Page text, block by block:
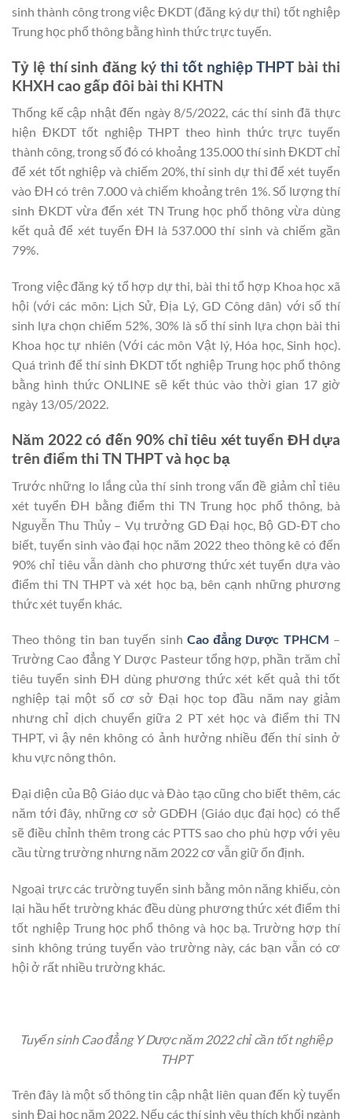
sinh thành công trong việc ĐKDT (đăng ký dự thi) tốt nghiệp
Trung học phổ thông bằng hình thức trực tuyến.
Tỷ lệ thí sinh đăng ký thi tốt nghiệp THPT bài thi
KHXH cao gấp đôi bài thi KHTN
Thống kế cập nhật đến ngày 8/5/2022, các thí sinh đã thực
hiện ĐKDT tốt nghiệp THPT theo hình thức trực tuyến
thành công, trong số đó có khoảng 135.000 thí sinh ĐKDT chỉ
để xét tốt nghiệp và chiếm 20%, thí sinh dự thi để xét tuyển
vào ĐH có trên 7.000 và chiếm khoảng trên 1%. Số lượng thí
sinh ĐKDT vừa đển xét TN Trung học phổ thông vừa dùng
kết quả để xét tuyển ĐH là 537.000 thí sinh và chiếm gần
79%.
Trong việc đăng ký tổ hợp dự thi, bài thi tổ hợp Khoa học xã
hội (với các môn: Lịch Sử, Địa Lý, GD Công dân) với số thí
sinh lựa chọn chiếm 52%, 30% là số thí sinh lựa chọn bài thi
Khoa học tự nhiên (Với các môn Vật lý, Hóa học, Sinh học).
Quá trình để thí sinh ĐKDT tốt nghiệp Trung học phổ thông
bằng hình thức ONLINE sẽ kết thúc vào thời gian 17 giờ
ngày 13/05/2022.
Năm 2022 có đến 90% chỉ tiêu xét tuyển ĐH dựa
trên điểm thi TN THPT và học bạ
Trước những lo lắng của thí sinh trong vấn đề giảm chỉ tiêu
xét tuyển ĐH bằng điểm thi TN Trung học phổ thông, bà
Nguyễn Thu Thủy – Vụ trưởng GD Đại học, Bộ GD-ĐT cho
biết, tuyển sinh vào đại học năm 2022 theo thông kê có đến
90% chỉ tiêu vẫn dành cho phương thức xét tuyển dựa vào
điểm thi TN THPT và xét học bạ, bên cạnh những phương
thức xét tuyển khác.
Theo thông tin ban tuyển sinh Cao đẳng Dược TPHCM –
Trường Cao đẳng Y Dược Pasteur tổng hợp, phần trăm chỉ
tiêu tuyển sinh ĐH dùng phương thức xét kết quả thi tốt
nghiệp tại một số cơ sở Đại học top đầu năm nay giảm
nhưng chỉ dịch chuyển giữa 2 PT xét học và điểm thi TN
THPT, vì ậy nên không có ảnh hưởng nhiều đến thí sinh ở
khu vực nông thôn.
Đại diện của Bộ Giáo dục và Đào tạo cũng cho biết thêm, các
năm tới đây, những cơ sở GDĐH (Giáo dục đại học) có thể
sẽ điều chỉnh thêm trong các PTTS sao cho phù hợp với yêu
cầu từng trường nhưng năm 2022 cơ vẫn giữ ổn định.
Ngoại trực các trường tuyển sinh bằng môn năng khiếu, còn
lại hầu hết trường khác đều dùng phương thức xét điểm thi
tốt nghiệp Trung học phổ thông và học bạ. Trường hợp thí
sinh không trúng tuyển vào trường này, các bạn vẫn có cơ
hội ở rất nhiều trường khác.
Tuyển sinh Cao đẳng Y Dược năm 2022 chỉ cần tốt nghiệp
THPT
Trên đây là một số thông tin cập nhật liên quan đến kỳ tuyển
sinh Đại học năm 2022. Nếu các thí sinh yêu thích khối ngành